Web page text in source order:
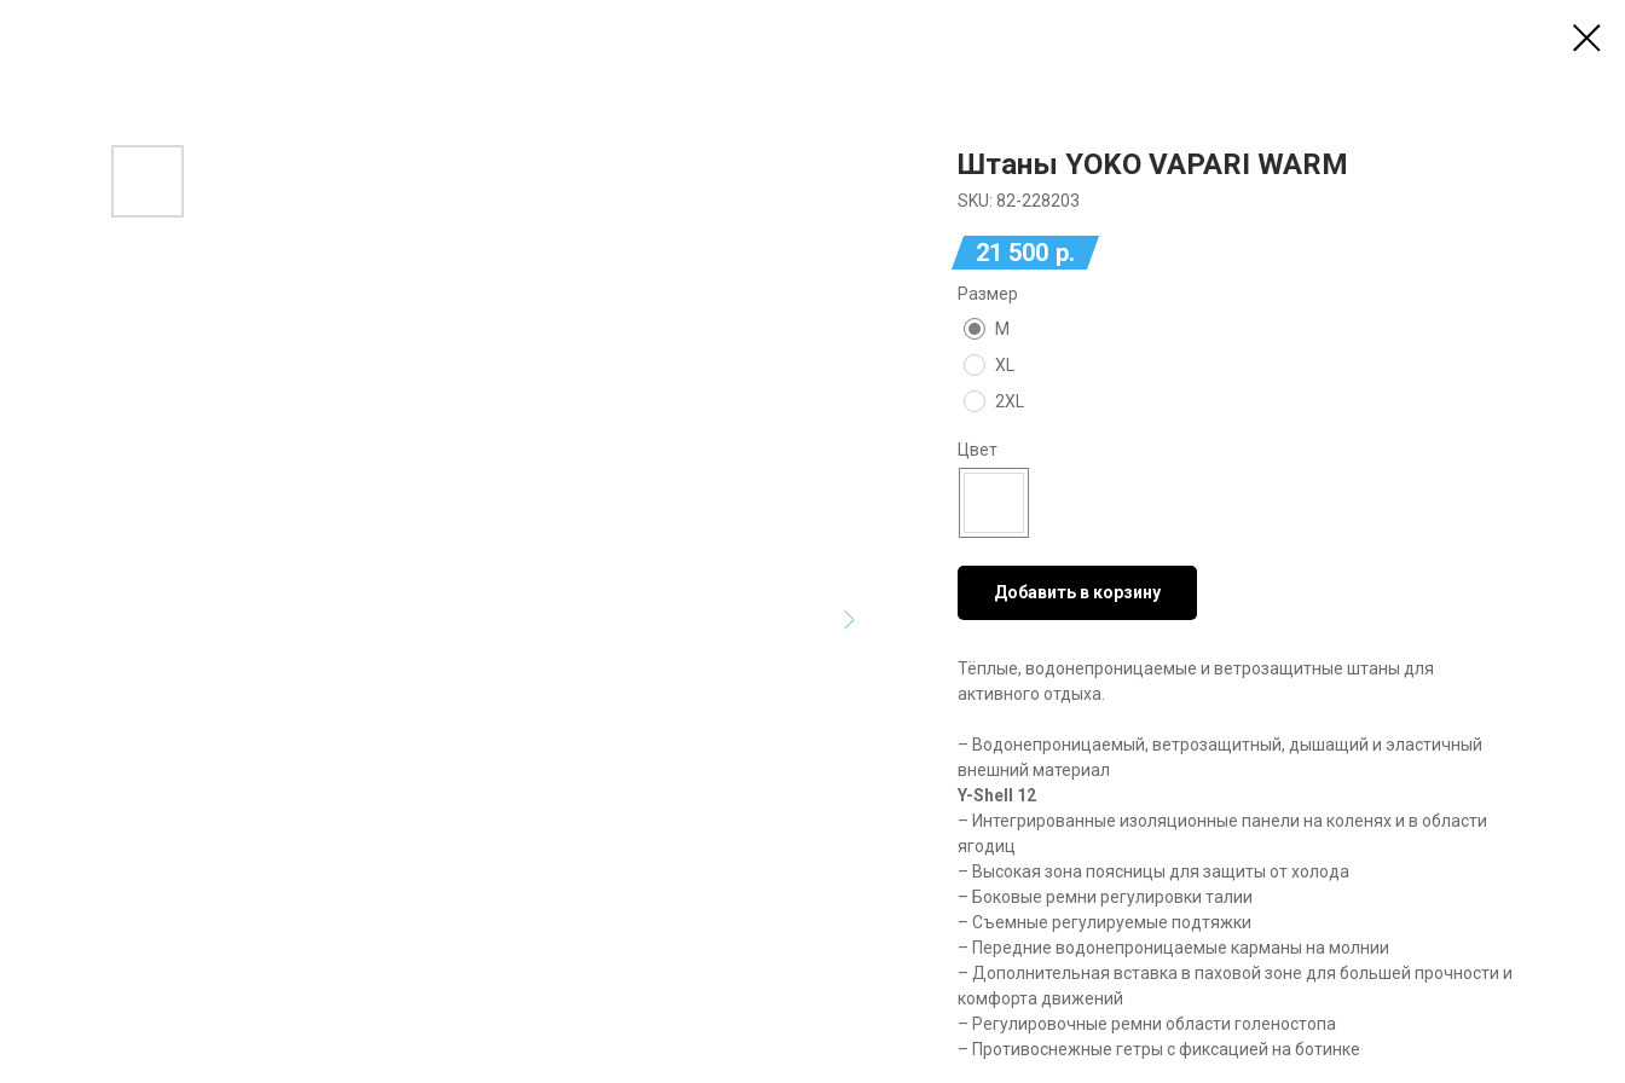
Штаны YOKO VAPARI WARM
SKU: 82-228203
21 500 р.
Размер
M
XL
2XL
Цвет
Добавить в корзину
Тёплые, водонепроницаемые и ветрозащитные штаны для
активного отдыха.
– Водонепроницаемый, ветрозащитный, дышащий и эластичный
внешний материал
Y-Shell 12
– Интегрированные изоляционные панели на коленях и в области
ягодиц
– Высокая зона поясницы для защиты от холода
– Боковые ремни регулировки талии
– Съемные регулируемые подтяжки
– Передние водонепроницаемые карманы на молнии
– Дополнительная вставка в паховой зоне для большей прочности и
комфорта движений
– Регулировочные ремни области голеностопа
– Противоснежные гетры с фиксацией на ботинке